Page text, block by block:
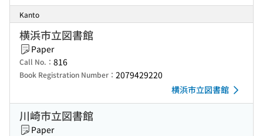
Kanto
横浜市立図書館
Paper
Call No.： 816
Book Registration Number： 2079429220
横浜市立図書館
川崎市立図書館
Paper